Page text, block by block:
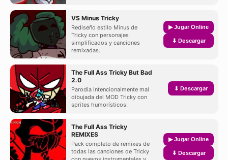
VS Minus Tricky
Rediseño estilo Minus de
Tricky con personajes
simplificados y canciones
remixadas.
▶ Jugar Online
⬇ Descargar
The Full Ass Tricky But Bad
2.0
Parodia intencionalmente mal
dibujada del MOD Tricky con
sprites humorísticos.
⬇ Descargar
The Full Ass Tricky
REMIXES
Pack completo de remixes de
todas las canciones de Tricky
▶ Jugar Online
⬇ Descargar